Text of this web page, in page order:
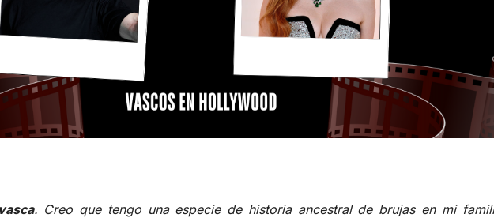
. Creo que tengo una especie de historia ancestral de brujas en mi